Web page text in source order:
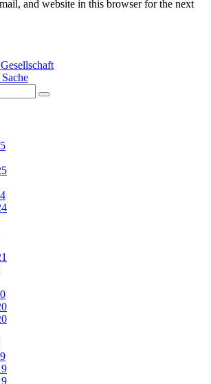
and website in this browser for the next